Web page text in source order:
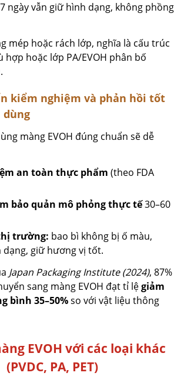
ngày vẫn giữ hình dạng, không phồng
mép hoặc rách lớp, nghĩa là cấu trúc
hợp hoặc lớp PA/EVOH phân bố
kiểm nghiệm và phản hồi tốt
màng EVOH đúng chuẩn sẽ dễ
an toàn thực phẩm (theo FDA
bảo quản mô phỏng thực tế30–60
trường: bao bì không bị ố màu,
dạng, giữ hương vị tốt.
Japan Packaging Institute (2024), 87%
sang màng EVOH đạt tỉ lệgiảm
bình 35–50%so với vật liệu thông
EVOH với các loại khác
(PVDC, PA, PET)